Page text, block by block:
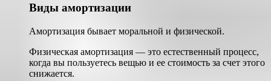
Виды амортизации
Амортизация бывает моральной и физической.
Физическая амортизация — это естественный процесс,
когда вы пользуетесь вещью и ее стоимость за счет этого
снижается.